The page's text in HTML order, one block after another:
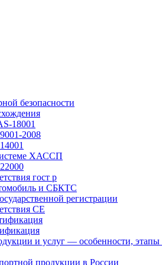
безопасности
18001
2008
ХАССП
гост р
и СБКТС
регистрации
СЕ
и услуг — особенности, этапы
продукции в России